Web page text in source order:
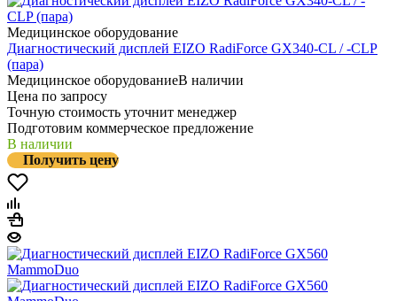
Медицинское оборудование
Диагностический дисплей EIZO RadiForce GX340-CL / -CLP
(пара)
Медицинское оборудованиеВ наличии
Цена по запросу
Точную стоимость уточнит менеджер
Подготовим коммерческое предложение
В наличии
Получить цену